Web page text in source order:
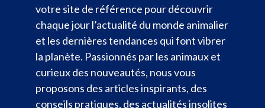
votre site de référence pour découvrir
chaque jour l’actualité du monde animalier
et les dernières tendances qui font vibrer
la planète. Passionnés par les animaux et
curieux des nouveautés, nous vous
proposons des articles inspirants, des
conseils pratiques, des actualités insolites